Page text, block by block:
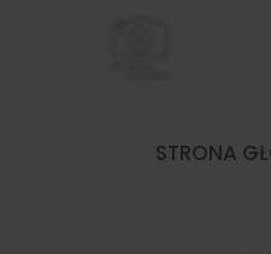
STRONA